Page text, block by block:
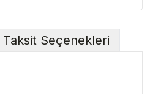
Taksit Seçenekleri